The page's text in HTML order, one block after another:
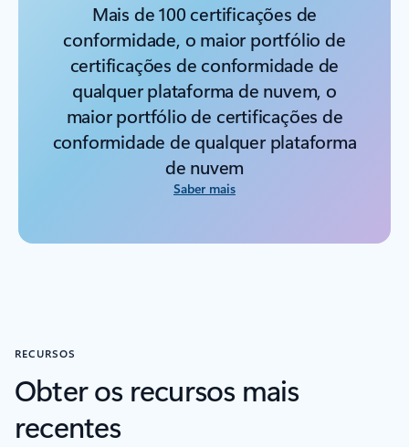
Mais de 100 certificações de
conformidade, o maior portfólio de
certificações de conformidade de
qualquer plataforma de nuvem, o
maior portfólio de certificações de
conformidade de qualquer plataforma
de nuvem
Saber mais
RECURSOS
Obter os recursos mais
recentes